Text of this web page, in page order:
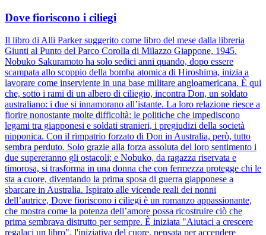
Dove fioriscono i ciliegi
Il libro di Alli Parker suggerito come libro del mese dalla libreria
Giunti al Punto del Parco Corolla di Milazzo Giappone, 1945.
Nobuko Sakuramoto ha solo sedici anni quando, dopo essere
scampata allo scoppio della bomba atomica di Hiroshima, inizia a
lavorare come inserviente in una base militare angloamericana. È qui
che, sotto i rami di un albero di ciliegio, incontra Don, un soldato
australiano: i due si innamorano all’istante. La loro relazione riesce a
fiorire nonostante molte difficoltà: le politiche che impediscono
legami tra giapponesi e soldati stranieri, i pregiudizi della società
nipponica. Con il rimpatrio forzato di Don in Australia, però, tutto
sembra perduto. Solo grazie alla forza assoluta del loro sentimento i
due supereranno gli ostacoli; e Nobuko, da ragazza riservata e
timorosa, si trasforma in una donna che con fermezza protegge chi le
sta a cuore, diventando la prima sposa di guerra giapponese a
sbarcare in Australia. Ispirato alle vicende reali dei nonni
dell’autrice, Dove fioriscono i ciliegi è un romanzo appassionante,
che mostra come la potenza dell’amore possa ricostruire ciò che
prima sembrava distrutto per sempre. È iniziata "Aiutaci a crescere
regalaci un libro", l'iniziativa del cuore, pensata per accendere